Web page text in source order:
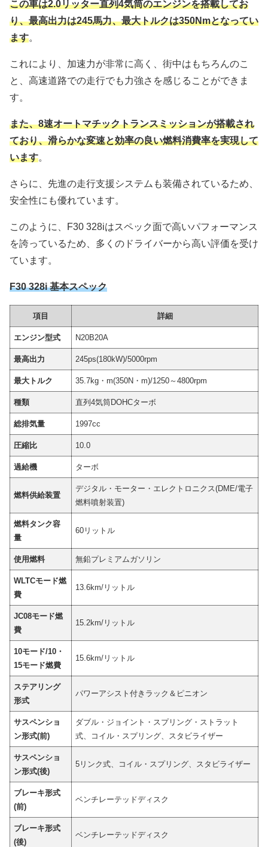
この車は2.0リッター直列4気筒のエンジンを搭載してお
り、最高出力は245馬力、最大トルクは350Nmとなってい
ます。
これにより、加速力が非常に高く、街中はもちろんのこ
と、高速道路での走行でも力強さを感じることができま
す。
また、8速オートマチックトランスミッションが搭載され
ており、滑らかな変速と効率の良い燃料消費率を実現して
います。
さらに、先進の走行支援システムも装備されているため、
安全性にも優れています。
このように、F30 328iはスペック面で高いパフォーマンス
を誇っているため、多くのドライバーから高い評価を受け
ています。
F30 328i 基本スペック
項目 詳細
エンジン型式 N20B20A
最高出力 245ps(180kW)/5000rpm
最大トルク 35.7kg・m(350N・m)/1250～4800rpm
種類 直列4気筒DOHCターボ
総排気量 1997cc
圧縮比 10.0
過給機 ターボ
燃料供給装置
デジタル・モーター・エレクトロニクス(DME/電子
燃料噴射装置)
燃料タンク容
量
60リットル
使用燃料 無鉛プレミアムガソリン
WLTCモード燃
費
13.6km/リットル
JC08モード燃
費
15.2km/リットル
10モード/10・
15モード燃費
15.6km/リットル
ステアリング
形式
パワーアシスト付きラック＆ピニオン
サスペンショ
ン形式(前)
ダブル・ジョイント・スプリング・ストラット
式、コイル・スプリング、スタビライザー
サスペンショ
ン形式(後)
5リンク式、コイル・スプリング、スタビライザー
ブレーキ形式
(前)
ベンチレーテッドディスク
ブレーキ形式
(後)
ベンチレーテッドディスク